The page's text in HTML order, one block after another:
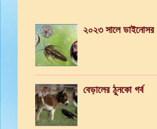
২০২৩ সালে ডাইনোসর
বেড়ালের ঠুনকো গর্ব